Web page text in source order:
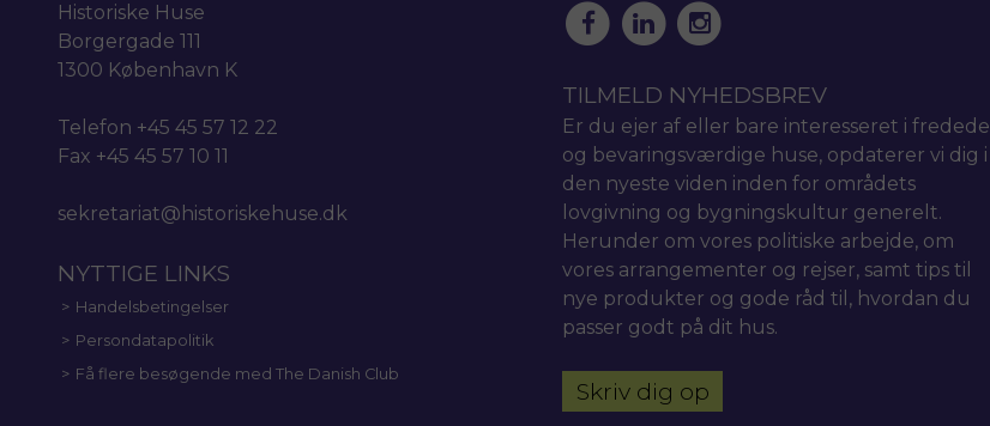
Historiske Huse
Borgergade 111
1300 København K
Telefon +45 45 57 12 22
Fax +45 45 57 10 11
sekretariat@historiskehuse.dk
NYTTIGE LINKS
Handelsbetingelser
Persondatapolitik
Få flere besøgende med The Danish Club
TILMELD NYHEDSBREV
Er du ejer af eller bare interesseret i fredede
og bevaringsværdige huse, opdaterer vi dig i
den nyeste viden inden for områdets
lovgivning og bygningskultur generelt.
Herunder om vores politiske arbejde, om
vores arrangementer og rejser, samt tips til
nye produkter og gode råd til, hvordan du
passer godt på dit hus.
Skriv dig op